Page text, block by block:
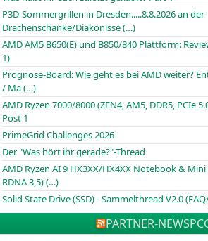
P3D-Sommergrillen in Dresden.....8.8.2026 an der
Drachenschänke/Diakonisse (…)
AMD AM5 B650(E) und B850/840 Plattform:
1)
Prognose-Board: Wie geht es bei AMD weiter?
/ Ma (…)
AMD Ryzen 7000/8000 (ZEN4, AM5, DDR5, PCIe
Post 1
PrimeGrid Challenges 2026
Der "Was hört ihr gerade?"-Thread
AMD Ryzen AI 9 HX3XX/HX4XX Notebook & Mini
RDNA 3,5) (…)
Solid State Drive (SSD) - Sammelthread V2.0
PARTNER-NEWS